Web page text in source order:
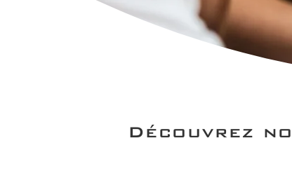
Découvrez